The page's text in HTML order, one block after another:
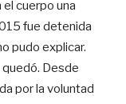
cuerpo una
fue detenida
pudo explicar.
quedó. Desde
por la voluntad